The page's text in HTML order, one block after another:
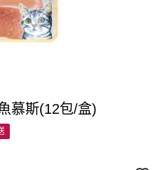
慕斯(12包/盒)